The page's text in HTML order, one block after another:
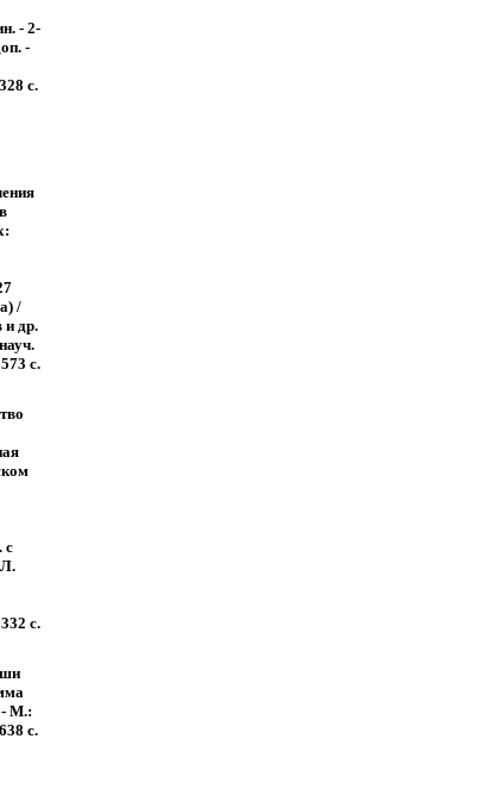
- 2-
-
с.
/
и др.
с.
с
Л.
с.
- М.:
с.